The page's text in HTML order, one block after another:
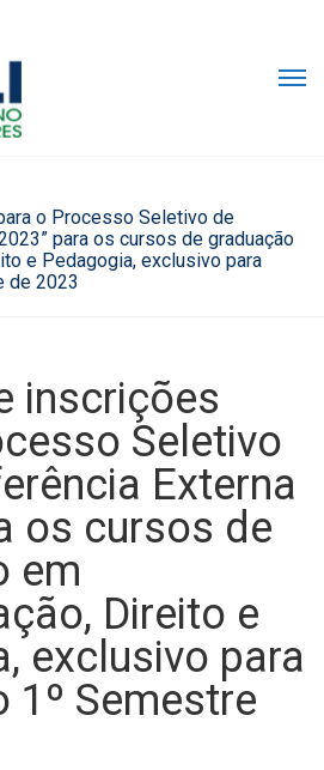
o Processo Seletivo de
para os cursos de graduação
e Pedagogia, exclusivo para
de 2023
inscrições
Seletivo
Externa
os cursos de
em
Direito e
exclusivo para
1º Semestre